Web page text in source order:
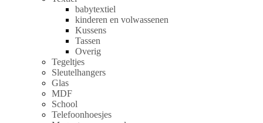
babytextiel
kinderen en volwassenen
Kussens
Tassen
Overig
Tegeltjes
Sleutelhangers
Glas
MDF
School
Telefoonhoesjes